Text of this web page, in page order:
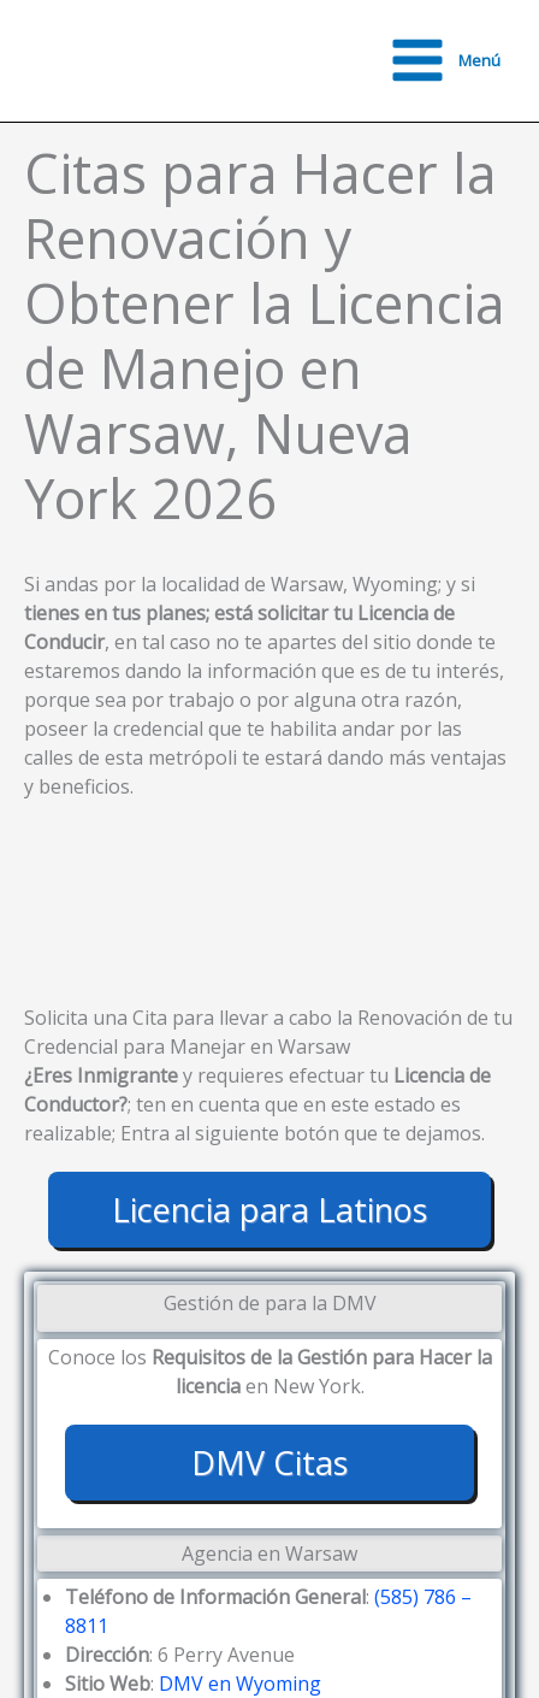
Main
Menú
Citas para Hacer la
Renovación y
Obtener la Licencia
de Manejo en
Warsaw, Nueva
York 2026
Si andas por la localidad de Warsaw, Wyoming; y si
tienes en tus planes; está solicitar tu Licencia de
Conducir, en tal caso no te apartes del sitio donde te
estaremos dando la información que es de tu interés,
porque sea por trabajo o por alguna otra razón,
poseer la credencial que te habilita andar por las
calles de esta metrópoli te estará dando más ventajas
y beneficios.
Solicita una Cita para llevar a cabo la Renovación de tu
Credencial para Manejar en Warsaw
¿Eres Inmigrantey requieres efectuar tu Licencia de
Conductor?; ten en cuenta que en este estado es
realizable; Entra al siguiente botón que te dejamos.
Licencia para Latinos
Gestión de para la DMV
Agencia en Warsaw
Conoce los Requisitos de la Gestión para Hacer la
licenciaen New York.
DMV Citas
Teléfono de Información General: (585) 786 –
8811
Dirección: 6 Perry Avenue
Sitio Web: DMV en Wyoming